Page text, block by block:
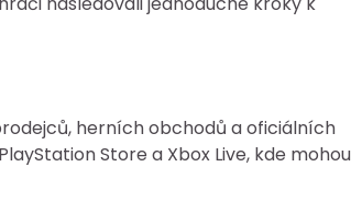
herních obchodů a oficiálních
Store a Xbox Live, kde mohou